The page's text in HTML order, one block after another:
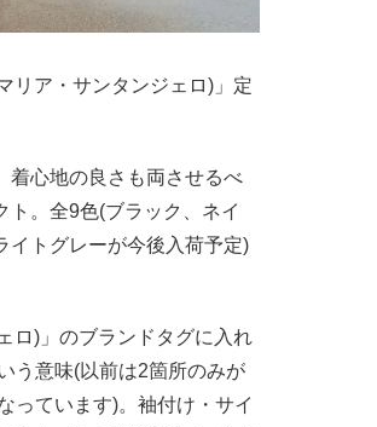
リア・サンタンジェロ)」定
着心地の良さも両させるべ
ト。全9色(ブラック、ネイ
イトグレーが今後入荷予定)
ロ)」のブランドタグに入れ
う意味(以前は2箇所のみが
っています)。袖付け・サイ